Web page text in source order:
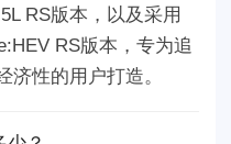
RS版本，以及采用
RS版本，专为追
性的用户打造。